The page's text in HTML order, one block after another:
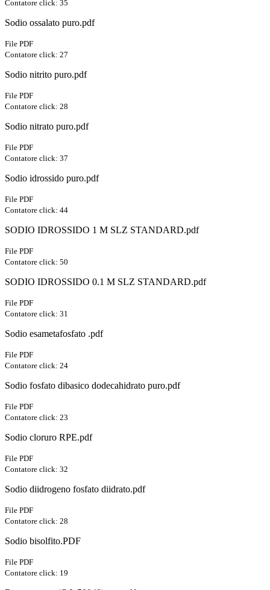
Contatore click: 35
Sodio ossalato puro.pdf
File PDF
Contatore click: 27
Sodio nitrito puro.pdf
File PDF
Contatore click: 28
Sodio nitrato puro.pdf
File PDF
Contatore click: 37
Sodio idrossido puro.pdf
File PDF
Contatore click: 44
SODIO IDROSSIDO 1 M SLZ STANDARD.pdf
File PDF
Contatore click: 50
SODIO IDROSSIDO 0.1 M SLZ STANDARD.pdf
File PDF
Contatore click: 31
Sodio esametafosfato .pdf
File PDF
Contatore click: 24
Sodio fosfato dibasico dodecahidrato puro.pdf
File PDF
Contatore click: 23
Sodio cloruro RPE.pdf
File PDF
Contatore click: 32
Sodio diidrogeno fosfato diidrato.pdf
File PDF
Contatore click: 28
Sodio bisolfito.PDF
File PDF
Contatore click: 19